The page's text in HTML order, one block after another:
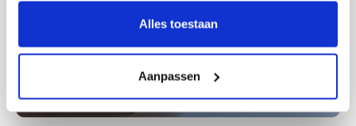
Alles toestaan
Aanpassen